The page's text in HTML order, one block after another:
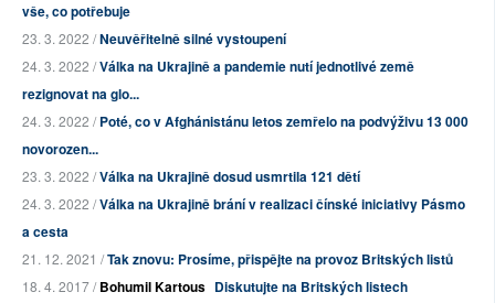
vše, co potřebuje
23. 3. 2022 /Neuvěřitelně silné vystoupení
24. 3. 2022 /Válka na Ukrajině a pandemie nutí jednotlivé země
rezignovat na glo...
24. 3. 2022 /Poté, co v Afghánistánu letos zemřelo na podvýživu 13 000
novorozen...
23. 3. 2022 /Válka na Ukrajině dosud usmrtila 121 dětí
24. 3. 2022 /Válka na Ukrajině brání v realizaci čínské iniciativy Pásmo
a cesta
21. 12. 2021 /Tak znovu: Prosíme, přispějte na provoz Britských listů
18. 4. 2017 /Bohumil Kartous Diskutujte na Britských listech